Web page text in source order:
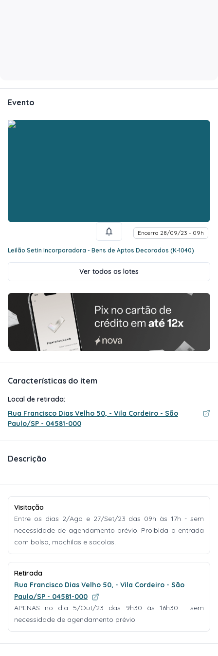
Evento
Encerra 28/09/23 - 09h
Leilão Setin Incorporadora - Bens de Aptos Decorados (K-1040)
Ver todos os lotes
Características do item
Local de retirada:
Rua Francisco Dias Velho 50, - Vila Cordeiro - São
Paulo/SP - 04581-000
Descrição
Visitação
Entre os dias 2/Ago e 27/Set/23 das 09h às 17h - sem
necessidade de agendamento prévio. Proibida a entrada
com bolsa, mochilas e sacolas.
Retirada
Rua Francisco Dias Velho 50, - Vila Cordeiro - São
Paulo/SP - 04581-000
APENAS no dia 5/Out/23 das 9h30 às 16h30 - sem
necessidade de agendamento prévio.